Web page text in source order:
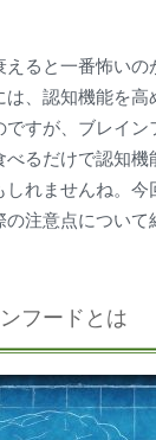
えると一番怖いの
は、認知機能を
すが、ブレイン
べるだけで認知機
しれませんね。
注意点について
フードとは